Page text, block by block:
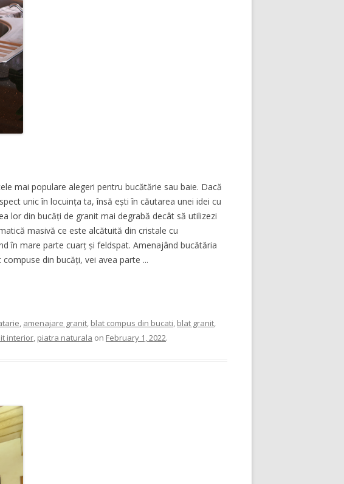
mai populare alegeri pentru bucătărie sau baie. Dacă
unic în locuința ta, însă ești în căutarea unei idei cu
lor din bucăți de granit mai degrabă decât să utilizezi
masivă ce este alcătuită din cristale cu
în mare parte cuarț și feldspat. Amenajând bucătăria
din bucăți, vei avea parte ...
amenajare granit blat compus din bucati blat granit
interior piatra naturala on February 1, 2022.